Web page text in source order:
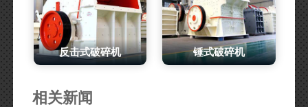
反击式破碎机 锤式破碎机
相关新闻